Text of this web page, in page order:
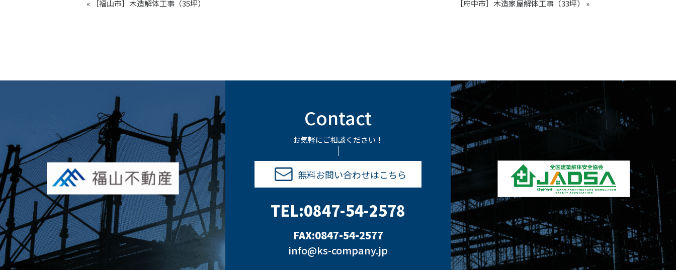
« ［福山市］木造解体工事（35坪） ［府中市］木造家屋解体工事（33坪） »
Contact
お気軽にご相談ください！
無料お問い合わせはこちら
TEL:0847-54-2578
FAX:0847-54-2577
info@ks-company.jp